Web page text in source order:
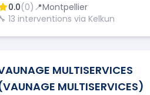
0.0(0) 📍Montpellier
13 interventions via Kelkun
MULTISERVICES
MULTISERVICES)